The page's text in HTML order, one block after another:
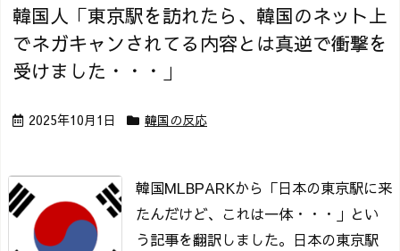
韓国人「東京駅を訪れたら、韓国のネット上
でネガキャンされてる内容とは真逆で衝撃を
受けました・・・」
2025年10月1日 韓国の反応
韓国MLBPARKから「日本の東京駅に来
たんだけど、これは一体・・・」とい
う記事を翻訳しました。 日本の東京駅